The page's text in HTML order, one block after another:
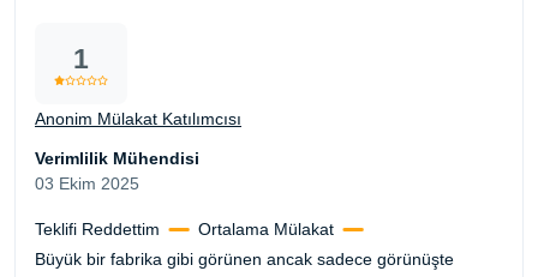
1
Anonim Mülakat Katılımcısı
Verimlilik Mühendisi
03 Ekim 2025
Teklifi Reddettim
Ortalama Mülakat
Büyük bir fabrika gibi görünen ancak sadece görünüşte